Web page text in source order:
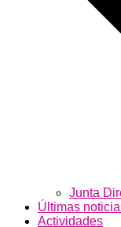
Junta
Últimas
Actividades